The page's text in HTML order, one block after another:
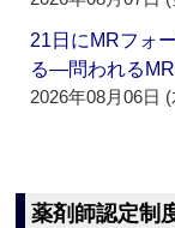
21日にMRフォ
る―問われる
2026年08月06日 (
薬剤師認定制